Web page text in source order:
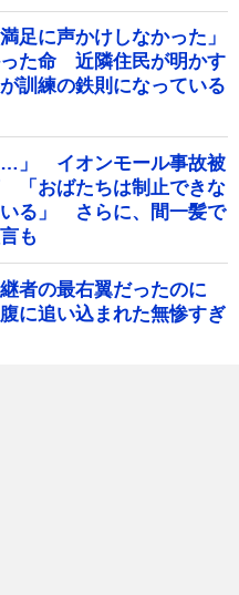
足に声かけしなかった」
た命 近隣住民が明かす
訓練の鉄則になっている
…」 イオンモール事故被
「おばたちは制止できな
る」 さらに、間一髪で
も
継者の最右翼だったのに
に追い込まれた無惨すぎ